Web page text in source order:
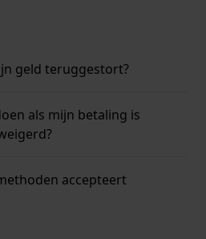
geld teruggestort?
als mijn betaling is
accepteert